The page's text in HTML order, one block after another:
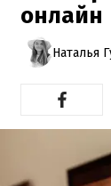
онлайн
Наталья